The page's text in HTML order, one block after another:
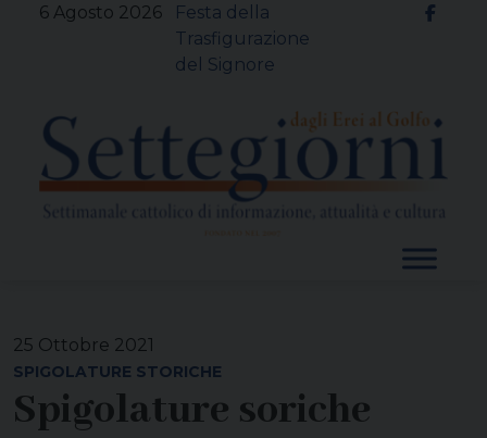
6 Agosto 2026
Festa della
Trasfigurazione
del Signore
25 Ottobre 2021
SPIGOLATURE STORICHE
Spigolature soriche